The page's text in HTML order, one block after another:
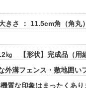
さ ： 11.5cm角（角
㎏ 【形状】完成品（用
溝フェンス・敷地囲い
質な印象はまったくあり